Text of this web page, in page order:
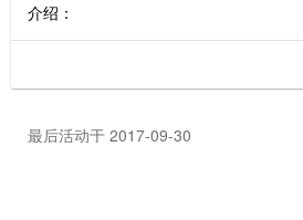
介绍：
最后活动于 2017-09-30